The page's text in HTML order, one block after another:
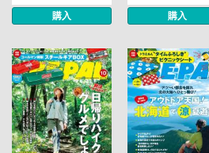
購入 購入